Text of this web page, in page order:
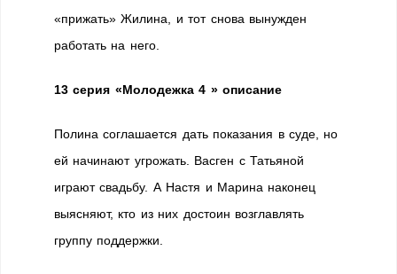
«прижать» Жилина, и тот снова вынужден
работать на него.
13 серия «Молодежка 4 » описание
Полина соглашается дать показания в суде, но
ей начинают угрожать. Васген с Татьяной
играют свадьбу. А Настя и Марина наконец
выясняют, кто из них достоин возглавлять
группу поддержки.